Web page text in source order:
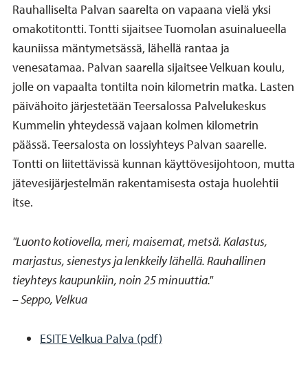
Rauhalliselta Palvan saarelta on vapaana vielä yksi
omakotitontti. Tontti sijaitsee Tuomolan asuinalueella
kauniissa mäntymetsässä, lähellä rantaa ja
venesatamaa. Palvan saarella sijaitsee Velkuan koulu,
jolle on vapaalta tontilta noin kilometrin matka. Lasten
päivähoito järjestetään Teersalossa Palvelukeskus
Kummelin yhteydessä vajaan kolmen kilometrin
päässä. Teersalosta on lossiyhteys Palvan saarelle.
Tontti on liitettävissä kunnan käyttövesijohtoon, mutta
jätevesijärjestelmän rakentamisesta ostaja huolehtii
itse.
"Luonto kotiovella, meri, maisemat, metsä. Kalastus,
marjastus, sienestys ja lenkkeily lähellä. Rauhallinen
tieyhteys kaupunkiin, noin 25 minuuttia."
–Seppo, Velkua
ESITE Velkua Palva (pdf)